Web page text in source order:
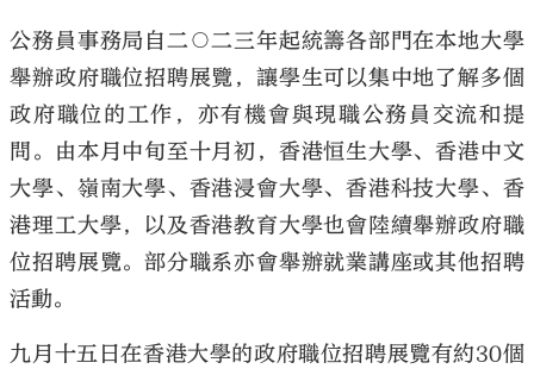
公務員事務局自二○二三年起統籌各部門在本地大學
舉辦政府職位招聘展覽，讓學生可以集中地了解多個
政府職位的工作，亦有機會與現職公務員交流和提
問。由本月中旬至十月初，香港恒生大學、香港中文
大學、嶺南大學、香港浸會大學、香港科技大學、香
港理工大學，以及香港教育大學也會陸續舉辦政府職
位招聘展覽。部分職系亦會舉辦就業講座或其他招聘
活動。
九月十五日在香港大學的政府職位招聘展覽有約30個